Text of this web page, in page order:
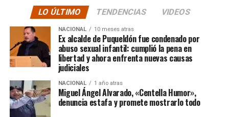
quienes lo han acompañado desde que compartió lo
ocurrido:
“Gracias a todos por el
apoyo!!!!”
LO ÚLTIMO TENDENCIAS VIDEOS
NACIONAL 10 meses atras
Ex alcalde de Puqueldón fue condenado por
abuso sexual infantil: cumplió la pena en
libertad y ahora enfrenta nuevas causas
judiciales
NACIONAL 1 año atras
Miguel Ángel Alvarado, «Centella Humor»,
denuncia estafa y promete mostrarlo todo